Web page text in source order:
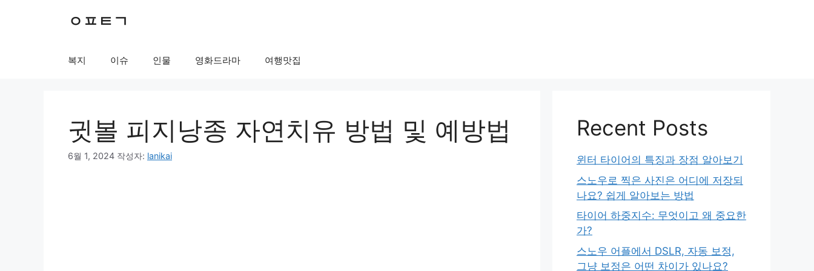
ㅇㅍㅌㄱ
복지 이슈 인물 영화드라마 여행맛집
귓볼 피지낭종 자연치유 방법 및 예방법
6월 1, 2024 작성자: lanikai
Recent Posts
윈터 타이어의 특징과 장점 알아보기
스노우로 찍은 사진은 어디에 저장되
나요? 쉽게 알아보는 방법
타이어 하중지수: 무엇이고 왜 중요한
가?
스노우 어플에서 DSLR, 자동 보정,
그냥 보정은 어떤 차이가 있나요?